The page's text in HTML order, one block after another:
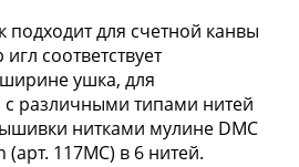
подходит для счетной канвы
соответствует
ушка, для
с различными типами нитей
нитками мулине DMC
117MC) в 6 нитей.